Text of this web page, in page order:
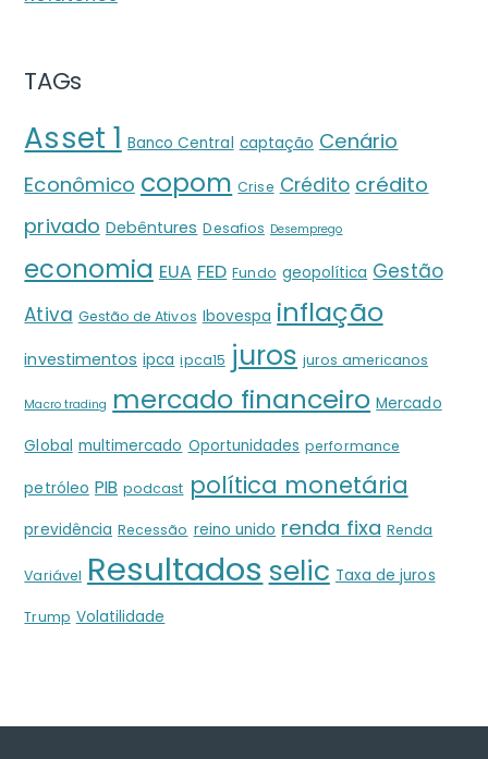
TAGs
Asset 1 Banco Central captação Cenário
Econômico copom Crise Crédito crédito
privado Debêntures Desafios Desemprego
economia EUA FED Fundo geopolítica Gestão
Ativa Gestão de Ativos Ibovespa inflação
investimentos ipca ipca15 juros juros americanos
Macro trading mercado financeiro Mercado
Global multimercado Oportunidades performance
petróleo PIB podcast política monetária
previdência Recessão reino unido renda fixa Renda
Variável Resultados selic Taxa de juros
Trump Volatilidade